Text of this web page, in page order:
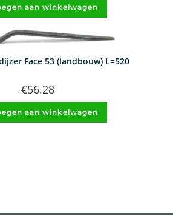
aan winkelwagen
Face 53 (landbouw) L=520
€56.28
aan winkelwagen